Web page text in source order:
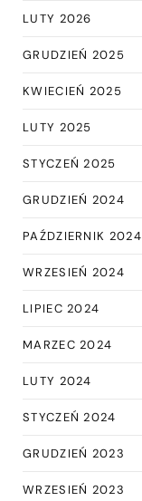
LUTY 2026
GRUDZIEŃ 2025
KWIECIEŃ 2025
LUTY 2025
STYCZEŃ 2025
GRUDZIEŃ 2024
PAŹDZIERNIK 2024
WRZESIEŃ 2024
LIPIEC 2024
MARZEC 2024
LUTY 2024
STYCZEŃ 2024
GRUDZIEŃ 2023
WRZESIEŃ 2023